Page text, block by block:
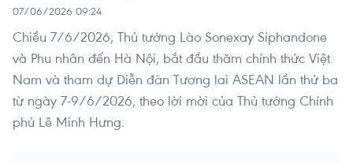
07/06/2026 09:24
Chiều 7/6/2026, Thủ tướng Lào Sonexay Siphandone
và Phu nhân đến Hà Nội, bắt đầu thăm chính thức Việt
Nam và tham dự Diễn đàn Tương lai ASEAN lần thứ ba
từ ngày 7-9/6/2026, theo lời mời của Thủ tướng Chính
phủ Lê Minh Hưng.